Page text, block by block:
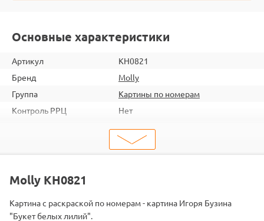
Основные характеристики
Артикул
KH0821
Бренд
Molly
Группа
Картины по номерам
Контроль РРЦ
Нет
20
6920140885807
Тема
Цвет
27 цветов
Molly KH0821
Картина с раскраской по номерам - картина Игоря Бузина
"Букет белых лилий".